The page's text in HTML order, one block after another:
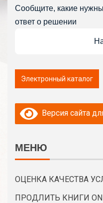
Сообщите, какие
ответ о решении
Версия сайта
МЕНЮ
ОЦЕНКА КАЧЕСТВА
ПРОДЛИТЬ КНИГИ